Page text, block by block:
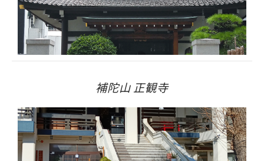
補陀山 正観寺